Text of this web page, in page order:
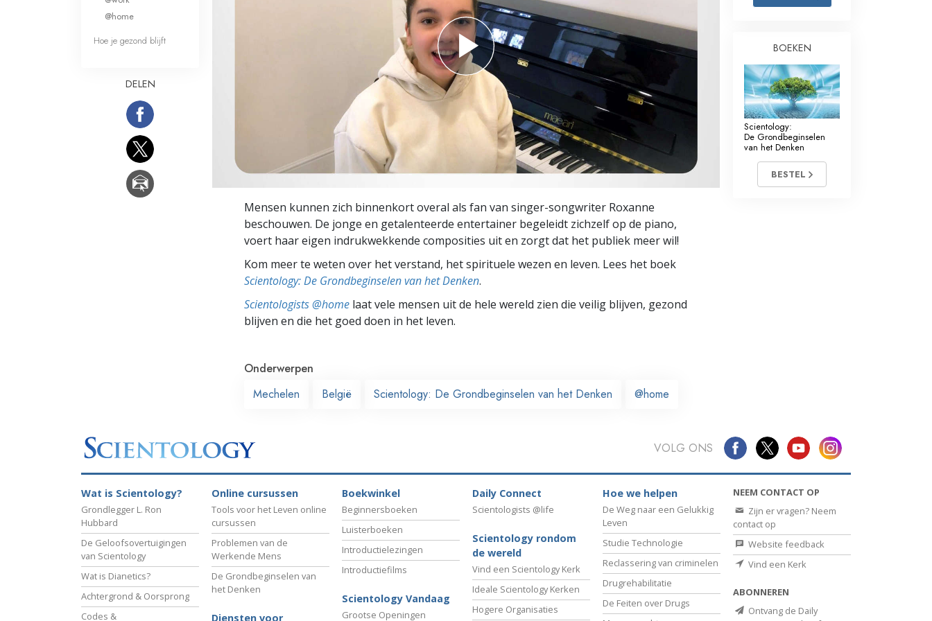
Oplossingen voor het Drugsprobleem
Kinderen
Hulpmiddelen bij het Dagelijks Werk
Ethiek en de Condities
De Oorzaak van Onderdrukking
Feitenonderzoek
De Grondbeginselen van Organiseren
Communicatie
Mensen kunnen zich binnenkort overal als fan van singer-songwriter Roxanne
beschouwen. De jonge en getalenteerde entertainer begeleidt zichzelf op de piano,
voert haar eigen indrukwekkende composities uit en zorgt dat het publiek meer wil!
Kom meer te weten over het verstand, het spirituele wezen en leven. Lees het boek
Scientology: De Grondbeginselen van het Denken.
Scientologists @home laat vele mensen uit de hele wereld zien die veilig blijven, gezond
blijven en die het goed doen in het leven.
Onderwerpen
Mechelen
België Scientology: De Grondbeginselen van het Denken @home
@home
Hoe je gezond blijft
DELEN
BOEKEN
Scientology:
De Grondbeginselen
van het Denken
BESTEL
VOLG ONS
Wat is Scientology?
Grondlegger L. Ron
Hubbard
De Geloofsovertuigingen
van Scientology
Wat is Dianetics?
Achtergrond & Oorsprong
Codes &
Online cursussen
Tools voor het Leven online
cursussen
Problemen van de
Werkende Mens
De Grondbeginselen van
het Denken
Diensten voor
Boekwinkel
Beginnersboeken
Luisterboeken
Introductielezingen
Introductiefilms
Scientology Vandaag
Grootse Openingen
Daily Connect
Scientologists @life
Scientology rondom
de wereld
Vind een Scientology Kerk
Ideale Scientology Kerken
Hogere Organisaties
Hoe we helpen
De Weg naar een Gelukkig
Leven
Studie Technologie
Reclassering van criminelen
Drugrehabilitatie
De Feiten over Drugs
NEEM CONTACT OP
Zijn er vragen? Neem
contact op
Website feedback
Vind een Kerk
ABONNEREN
Ontvang de Daily